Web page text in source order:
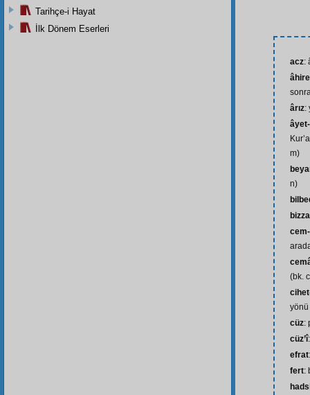
acz:
ârız:
m)
n)
(bk.
yönü
cüz:
cüz’î
efrat
fert:
Tarihçe-i Hayat
İlk Dönem Eserleri